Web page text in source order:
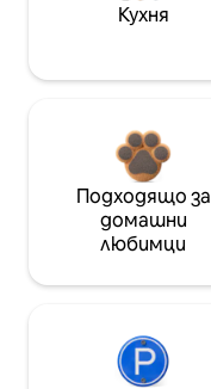
Кухня
Подходящо за
домашни
любимци